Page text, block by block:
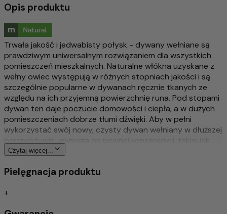
Opis produktu
Trwała jakość i jedwabisty połysk - dywany wełniane są
prawdziwym uniwersalnym rozwiązaniem dla wszystkich
pomieszczeń mieszkalnych. Naturalne włókna uzyskane z
wełny owiec występują w różnych stopniach jakości i są
szczególnie popularne w dywanach ręcznie tkanych ze
względu na ich przyjemną powierzchnię runa. Pod stopami
dywan ten daje poczucie domowości i ciepła, a w dużych
pomieszczeniach dobrze tłumi dźwięki. Aby w pełni
wykorzystać swój nowy, czysty dywan wełniany w dłuższej
perspektywie, wymaga on pewnej konserwacji, takiej jak
odkurzanie dywanu raz w tygodniu, aby zapobiec
produktem naturalnym i mogą występować niewielkie
wełniane Morgenland oferują szeroką gamę pięknych
Czytaj więcej...
Pielęgnacja produktu
+